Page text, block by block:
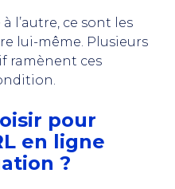
l’autre, ce sont les
lui-même. Plusieurs
ramènent ces
pour
en ligne
?